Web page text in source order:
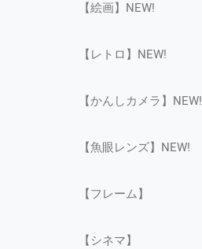
【絵画】NEW!
【レトロ】NEW!
【かんしカメラ】NEW!
【魚眼レンズ】NEW!
【フレーム】
【シネマ】